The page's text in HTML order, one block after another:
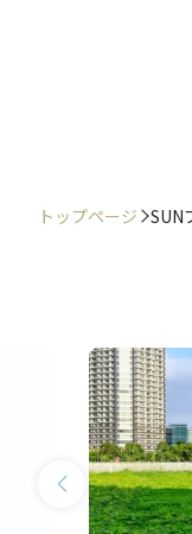
トップページ SUN